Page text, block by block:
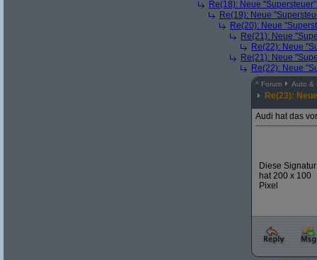
Re(18): Neue
Re(19): Neue
Re(20): Neue
Re(21): Neue
Re(22): Neue
Re(21): Neue
Re(22): Neue
^ Forum Auto &
Re(23):
Audi hat das
Diese Signatur
hat 200 x 100
Pixel